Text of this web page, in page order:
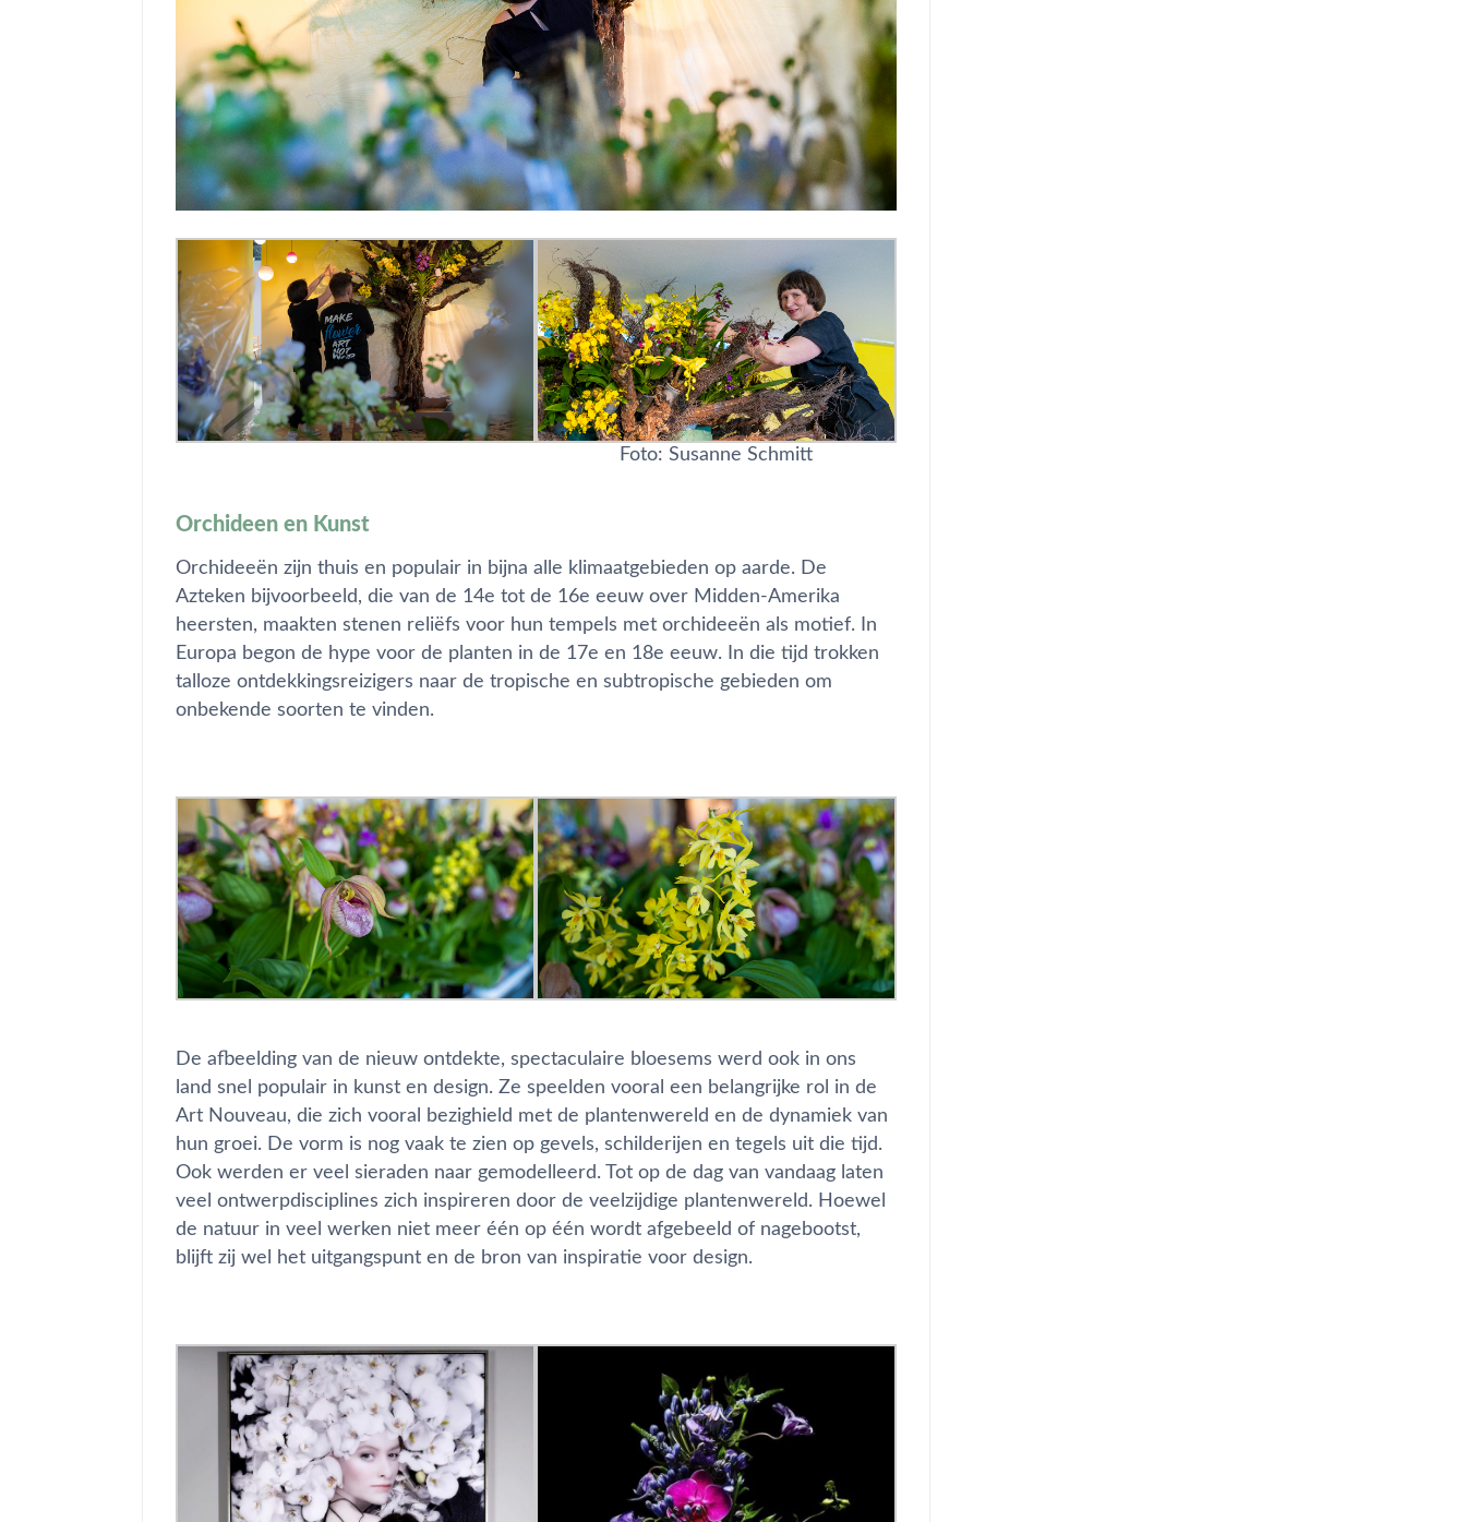
Foto: Susanne Schmitt
Orchideen en Kunst
Orchideeën zijn thuis en populair in bijna alle klimaatgebieden op aarde. De
Azteken bijvoorbeeld, die van de 14e tot de 16e eeuw over Midden-Amerika
heersten, maakten stenen reliëfs voor hun tempels met orchideeën als motief. In
Europa begon de hype voor de planten in de 17e en 18e eeuw. In die tijd trokken
talloze ontdekkingsreizigers naar de tropische en subtropische gebieden om
onbekende soorten te vinden.
De afbeelding van de nieuw ontdekte, spectaculaire bloesems werd ook in ons
land snel populair in kunst en design. Ze speelden vooral een belangrijke rol in de
Art Nouveau, die zich vooral bezighield met de plantenwereld en de dynamiek van
hun groei. De vorm is nog vaak te zien op gevels, schilderijen en tegels uit die tijd.
Ook werden er veel sieraden naar gemodelleerd. Tot op de dag van vandaag laten
veel ontwerpdisciplines zich inspireren door de veelzijdige plantenwereld. Hoewel
de natuur in veel werken niet meer één op één wordt afgebeeld of nagebootst,
blijft zij wel het uitgangspunt en de bron van inspiratie voor design.